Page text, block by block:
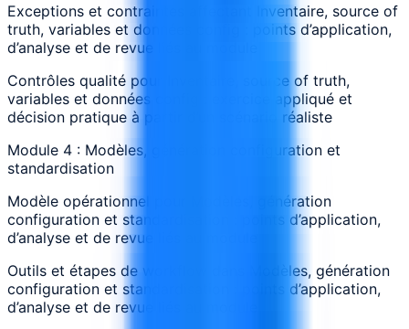
Exceptions et contraintes affectant Inventaire, source of
truth, variables et données config : points d’application,
d’analyse et de revue liés au module
Contrôles qualité pour Inventaire, source of truth,
variables et données config : exercice appliqué et
décision pratique à partir d’un scénario réaliste
Module 4 : Modèles, génération configuration et
standardisation
Modèle opérationnel pour Modèles, génération
configuration et standardisation : points d’application,
d’analyse et de revue liés au module
Outils et étapes de workflow dans Modèles, génération
configuration et standardisation : points d’application,
d’analyse et de revue liés au module